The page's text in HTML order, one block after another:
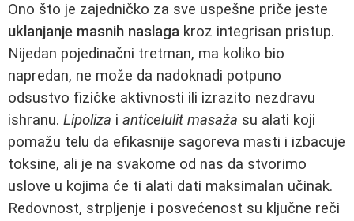
Ono što je zajedničko za sve uspešne priče jeste
uklanjanje masnih naslaga kroz integrisan pristup.
Nijedan pojedinačni tretman, ma koliko bio
napredan, ne može da nadoknadi potpuno
odsustvo fizičke aktivnosti ili izrazito nezdravu
ishranu. Lipoliza i anticelulit masaža su alati koji
pomažu telu da efikasnije sagoreva masti i izbacuje
toksine, ali je na svakome od nas da stvorimo
uslove u kojima će ti alati dati maksimalan učinak.
Redovnost, strpljenje i posvećenost su ključne reči